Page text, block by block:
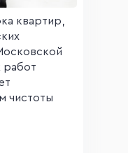
квартир,
работ
чистоты